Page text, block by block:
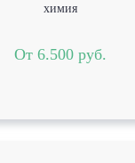
химия
От 6.500 руб.